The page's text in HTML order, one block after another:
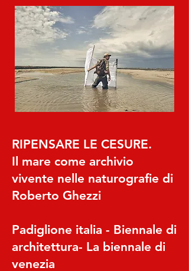
RIPENSARE LE CESURE.
Il mare come archivio
vivente nelle naturografie di
Roberto Ghezzi
Padiglione italia - Biennale di
architettura- La biennale di
venezia